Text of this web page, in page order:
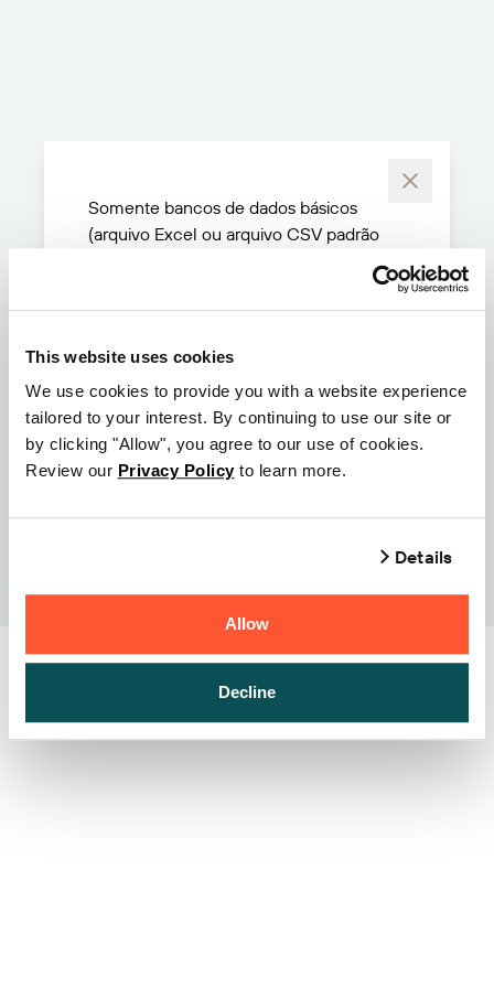
This website uses cookies
We use cookies to provide you with a website experience
tailored to your interest. By continuing to use our site or
by clicking "Allow", you agree to our use of cookies.
Review our Privacy Policyto learn more.
Details
Allow
Decline
Somente bancos de dados básicos
(arquivo Excel ou arquivo CSV padrão
Tabelas de fontes de dados
Pré-visualização dinâmica de dados
Gráficos e imagens dinâmicos